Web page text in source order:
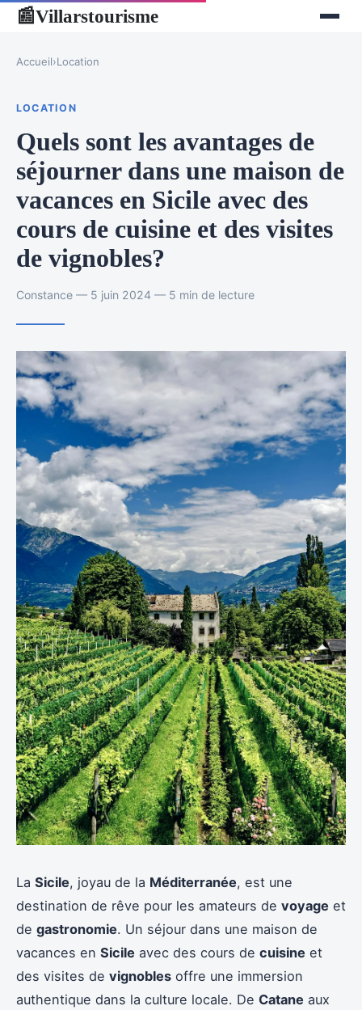
📰Villarstourisme
Accueil›Location
LOCATION
Quels sont les avantages de
séjourner dans une maison de
vacances en Sicile avec des
cours de cuisine et des visites
de vignobles?
Constance — 5 juin 2024 — 5 min de lecture
La Sicile, joyau de la Méditerranée, est une
destination de rêve pour les amateurs de voyage et
de gastronomie. Un séjour dans une maison de
vacances en Sicile avec des cours de cuisine et
des visites de vignobles offre une immersion
authentique dans la culture locale. De Catane aux